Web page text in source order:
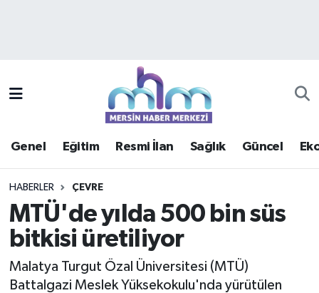
Genel Eğitim Resmi İlan Sağlık Güncel
HABERLER ÇEVRE
MTÜ'de yılda 500 bin süs
bitkisi üretiliyor
Malatya Turgut Özal Üniversitesi (MTÜ)
Battalgazi Meslek Yüksekokulu'nda yürütülen
Genel
Güncel
Haberde insan
Mersin Trafik Yoğunluk Haritası
Süper Lig Puan Durumu ve Fikstür
Son Dakika Haberleri
Haber Arşivi